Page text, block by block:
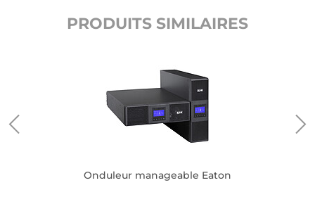
PRODUITS SIMILAIRES
Onduleur manageable Eaton